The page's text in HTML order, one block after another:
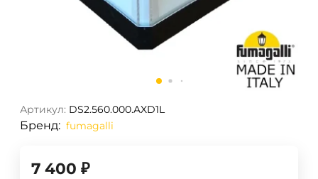
Артикул: DS2.560.000.AXD1L
Бренд: fumagalli
7 400 ₽